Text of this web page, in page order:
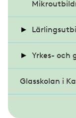
Praktisk
Bli
Yrkes- och
Yrkesprov
Glasskolan i